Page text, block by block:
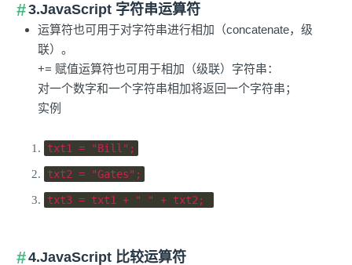
3.JavaScript 字符串运算符
运算符也可用于对字符串进行相加（concatenate，级
联）。
+= 赋值运算符也可用于相加（级联）字符串：
对一个数字和一个字符串相加将返回一个字符串；
实例
txt1 = "Bill" ;
txt2 = "Gates" ;
txt3 = txt1 + " " + txt2 ;
4.JavaScript 比较运算符